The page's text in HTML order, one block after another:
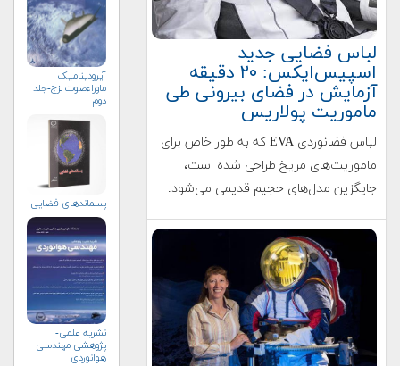
لباس‌ فضایی جدید
اسپیس‌ایکس: ۲۰ دقیقه
آزمایش در فضای بیرونی طی
ماموریت پولاریس
لباس فضانوردی EVA که به طور خاص برای
ماموریت‌های مریخ طراحی شده است،
جایگزین مدل‌های حجیم قدیمی می‌شود.
آیرودینامیک
ماوراءصوت لزج-جلد
دوم
پسماندهای فضایی
نشریه علمی-
پژوهشی مهندسی
هوانوردی